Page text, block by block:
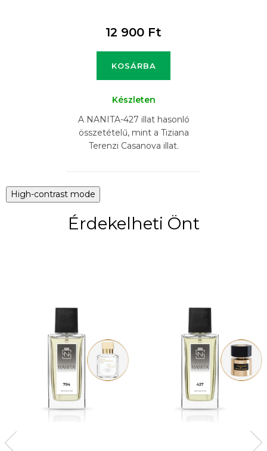
12 900 Ft
KOSÁRBA
Készleten
A NANITA-427 illat hasonló
összetételű, mint a Tiziana
Terenzi Casanova illat.
High-contrast mode
Érdekelheti Önt